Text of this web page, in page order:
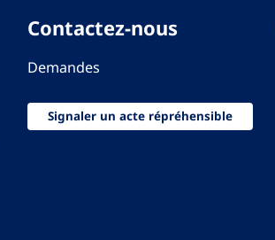
Contactez-nous
Demandes
Signaler un acte répréhensible